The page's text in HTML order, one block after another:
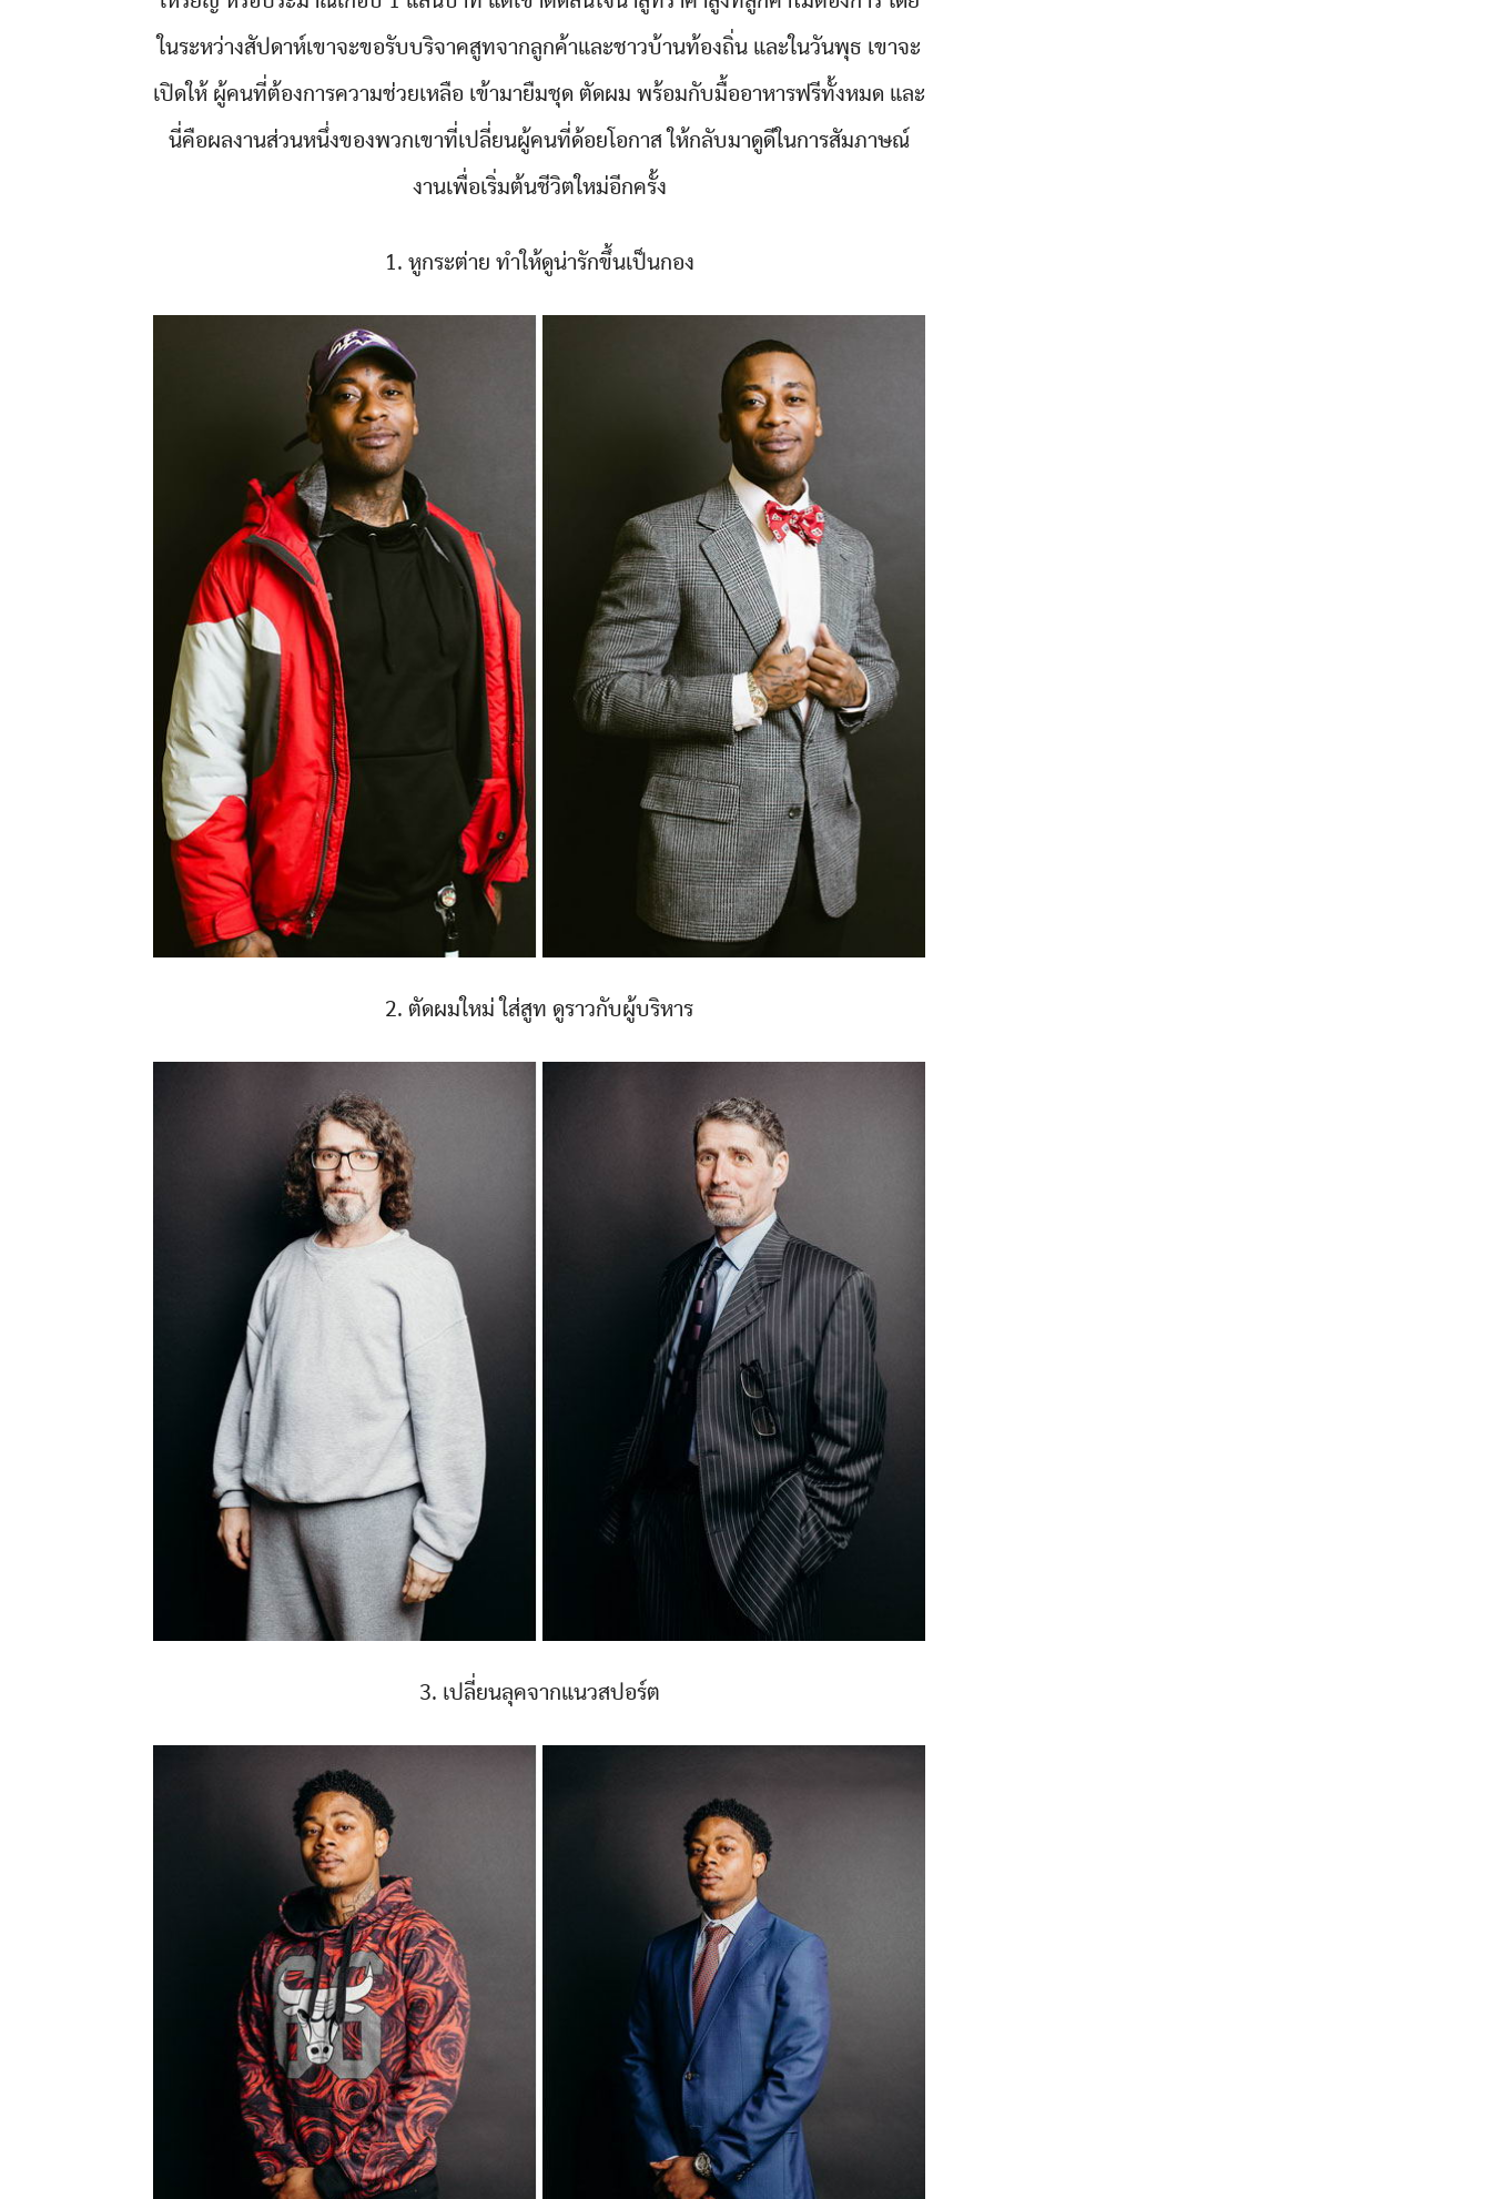
ในระหว่างสัปดาห์เขาจะขอรับบริจาคสูทจากลูกค้าและชาวบ้านท้องถิ่น และในวันพุธ เขาจะ
เปิดให้ ผู้คนที่ต้องการความช่วยเหลือ เข้ามายืมชุด ตัดผม พร้อมกับมื้ออาหารฟรีทั้งหมด และ
นี่คือผลงานส่วนหนึ่งของพวกเขาที่เปลี่ยนผู้คนที่ด้อยโอกาส ให้กลับมาดูดีในการสัมภาษณ์
งานเพื่อเริ่มต้นชีวิตใหม่อีกครั้ง
1. หูกระต่าย ทำให้ดูน่ารักขึ้นเป็นกอง
2. ตัดผมใหม่ ใส่สูท ดูราวกับผู้บริหาร
3. เปลี่ยนลุคจากแนวสปอร์ต